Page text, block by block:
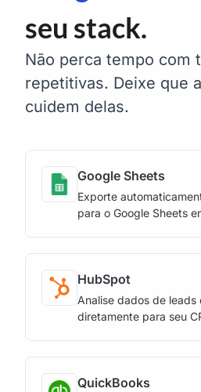
seu stack.
Não perca tempo com
repetitivas. Deixe que
cuidem delas.
Google Sheets
Exporte
para o Google Sheets
HubSpot
Analise dados de leads
diretamente para seu
QuickBooks